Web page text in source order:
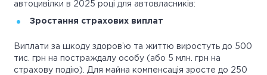
автоцивілки в 2025 році для автовласників:
Зростання страхових виплат
Виплати за шкоду здоров’ю та життю виростуть до 500
тис. грн на постраждалу особу (або 5 млн. грн на
страхову подію). Для майна компенсація зросте до 250